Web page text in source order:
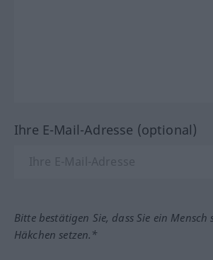
Ihre E-Mail-Adresse (optional)
Bitte bestätigen Sie, dass Sie ein Mensch
Häkchen setzen.*